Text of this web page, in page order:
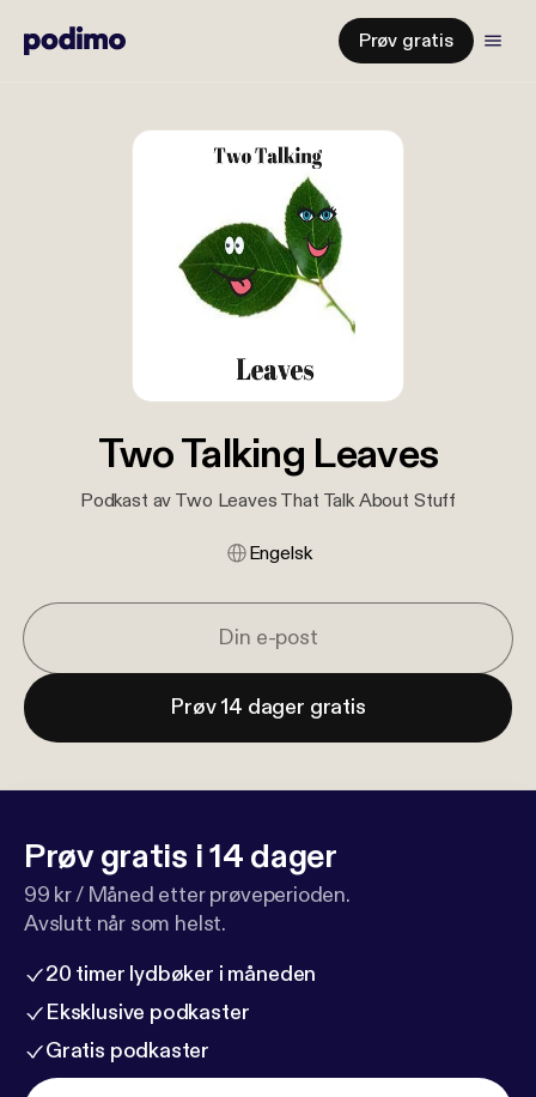
Prøv gratis
Two Talking Leaves
Podkast av Two Leaves That Talk About Stuff
Engelsk
Prøv 14 dager gratis
Prøv gratis i 14 dager
99 kr / Måned etter prøveperioden.
Avslutt når som helst.
20 timer lydbøker i måneden
Eksklusive podkaster
Gratis podkaster